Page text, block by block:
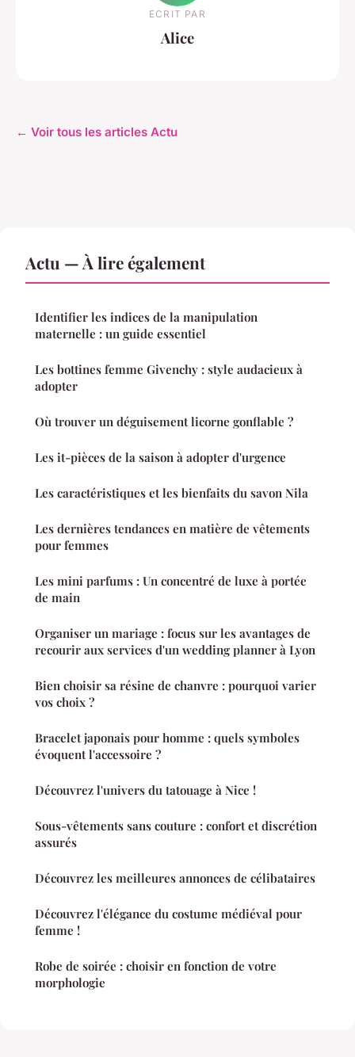
ECRIT PAR
Alice
← Voir tous les articles Actu
Actu — À lire également
Identifier les indices de la manipulation
maternelle : un guide essentiel
Les bottines femme Givenchy : style audacieux à
adopter
Où trouver un déguisement licorne gonflable ?
Les it-pièces de la saison à adopter d'urgence
Les caractéristiques et les bienfaits du savon Nila
Les dernières tendances en matière de vêtements
pour femmes
Les mini parfums : Un concentré de luxe à portée
de main
Organiser un mariage : focus sur les avantages de
recourir aux services d'un wedding planner à Lyon
Bien choisir sa résine de chanvre : pourquoi varier
vos choix ?
Bracelet japonais pour homme : quels symboles
évoquent l'accessoire ?
Découvrez l'univers du tatouage à Nice !
Sous-vêtements sans couture : confort et discrétion
assurés
Découvrez les meilleures annonces de célibataires
Découvrez l'élégance du costume médiéval pour
femme !
Robe de soirée : choisir en fonction de votre
morphologie